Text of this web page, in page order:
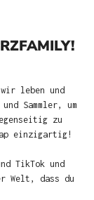
leben und
Sammler, um
zu
einzigartig!
TikTok und
Welt, dass du